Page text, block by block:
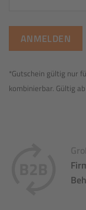
*Gutschein gültig nur
kombinierbar. Gültig